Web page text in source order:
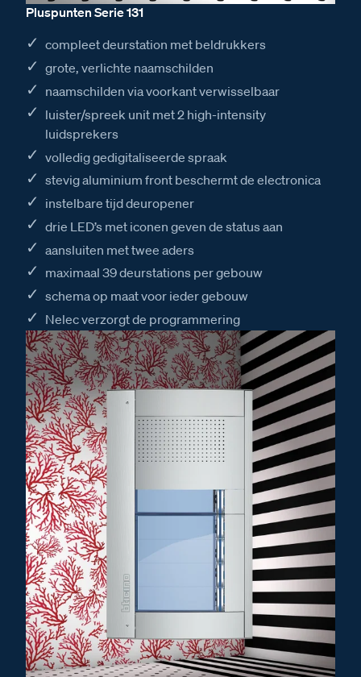
Pluspunten Serie 131
compleet deurstation met beldrukkers
grote, verlichte naamschilden
naamschilden via voorkant verwisselbaar
luister/spreek unit met 2 high-intensity
luidsprekers
volledig gedigitaliseerde spraak
stevig aluminium front beschermt de electronica
instelbare tijd deuropener
drie LED’s met iconen geven de status aan
aansluiten met twee aders
maximaal 39 deurstations per gebouw
schema op maat voor ieder gebouw
Nelec verzorgt de programmering